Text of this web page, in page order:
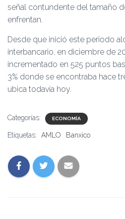
señal contundente del tamaño
enfrentan.
Desde que inició este periodo
interbancario, en diciembre de
incrementado en 525 puntos
3% donde se encontraba hace
ubica todavía hoy.
Categorías: ECONOMÍA
Etiquetas: AMLO Banxico